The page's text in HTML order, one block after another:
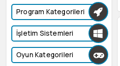
Program Kategorileri
İşletim Sistemleri
Oyun Kategorileri